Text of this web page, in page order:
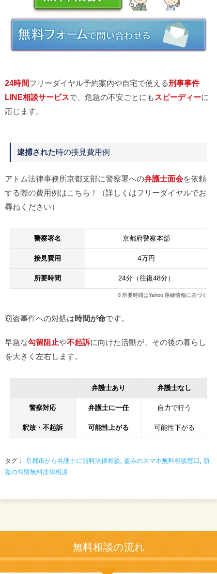
24時間フリーダイヤル予約案内や自宅で使える刑事事件
LINE相談サービスで、危急の不安ごとにも スピーディーに
応じます。
逮捕された時の接見費用例
アトム法律事務所京都支部に警察署への弁護士面会を依頼
する際の費用例はこちら！（詳しくはフリーダイヤルでお
尋ねください）
警察署名 京都府警察本部
接見費用 4万円
所要時間 24分（往復48分）
※所要時間はYahoo!路線情報に基づく
窃盗事件への対処は時間が命です。
早急な勾留阻止や不起訴に向けた活動が、その後の暮らし
を大きく左右します。
弁護士あり 弁護士なし
警察対応 弁護士に一任 自力で行う
釈放・不起訴 可能性上がる 可能性下がる
タグ： 京都市から弁護士に無料法律相談, 盗みのスマホ無料相談窓口 , 窃
盗の勾留無料法律相談
無料相談の流れ